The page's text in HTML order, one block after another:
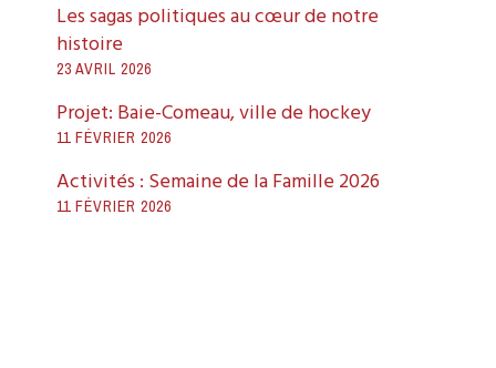
Les sagas politiques au cœur de notre
histoire
23 AVRIL 2026
Projet: Baie-Comeau, ville de hockey
11 FÉVRIER 2026
Activités : Semaine de la Famille 2026
11 FÉVRIER 2026